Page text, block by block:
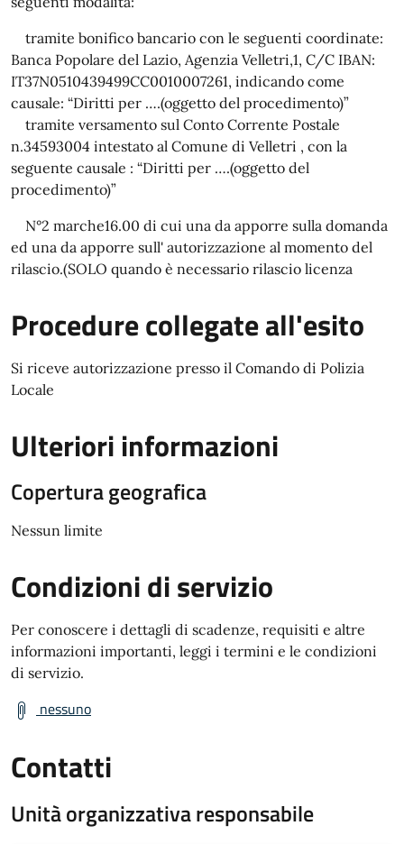
tramite bonifico bancario con le seguenti coordinate:
Banca Popolare del Lazio, Agenzia Velletri,1, C/C IBAN:
IT37N0510439499CC0010007261, indicando come
causale: “Diritti per ….(oggetto del procedimento)”
tramite versamento sul Conto Corrente Postale
n.34593004 intestato al Comune di Velletri , con la
seguente causale : “Diritti per ….(oggetto del
procedimento)”
N°2 marche16.00 di cui una da apporre sulla domanda
ed una da apporre sull' autorizzazione al momento del
rilascio.(SOLO quando è necessario rilascio licenza
Procedure collegate all'esito
Si riceve autorizzazione presso il Comando di Polizia
Locale
Ulteriori informazioni
Copertura geografica
Nessun limite
Condizioni di servizio
Per conoscere i dettagli di scadenze, requisiti e altre
informazioni importanti, leggi i termini e le condizioni
di servizio.
nessuno
Contatti
Unità organizzativa responsabile